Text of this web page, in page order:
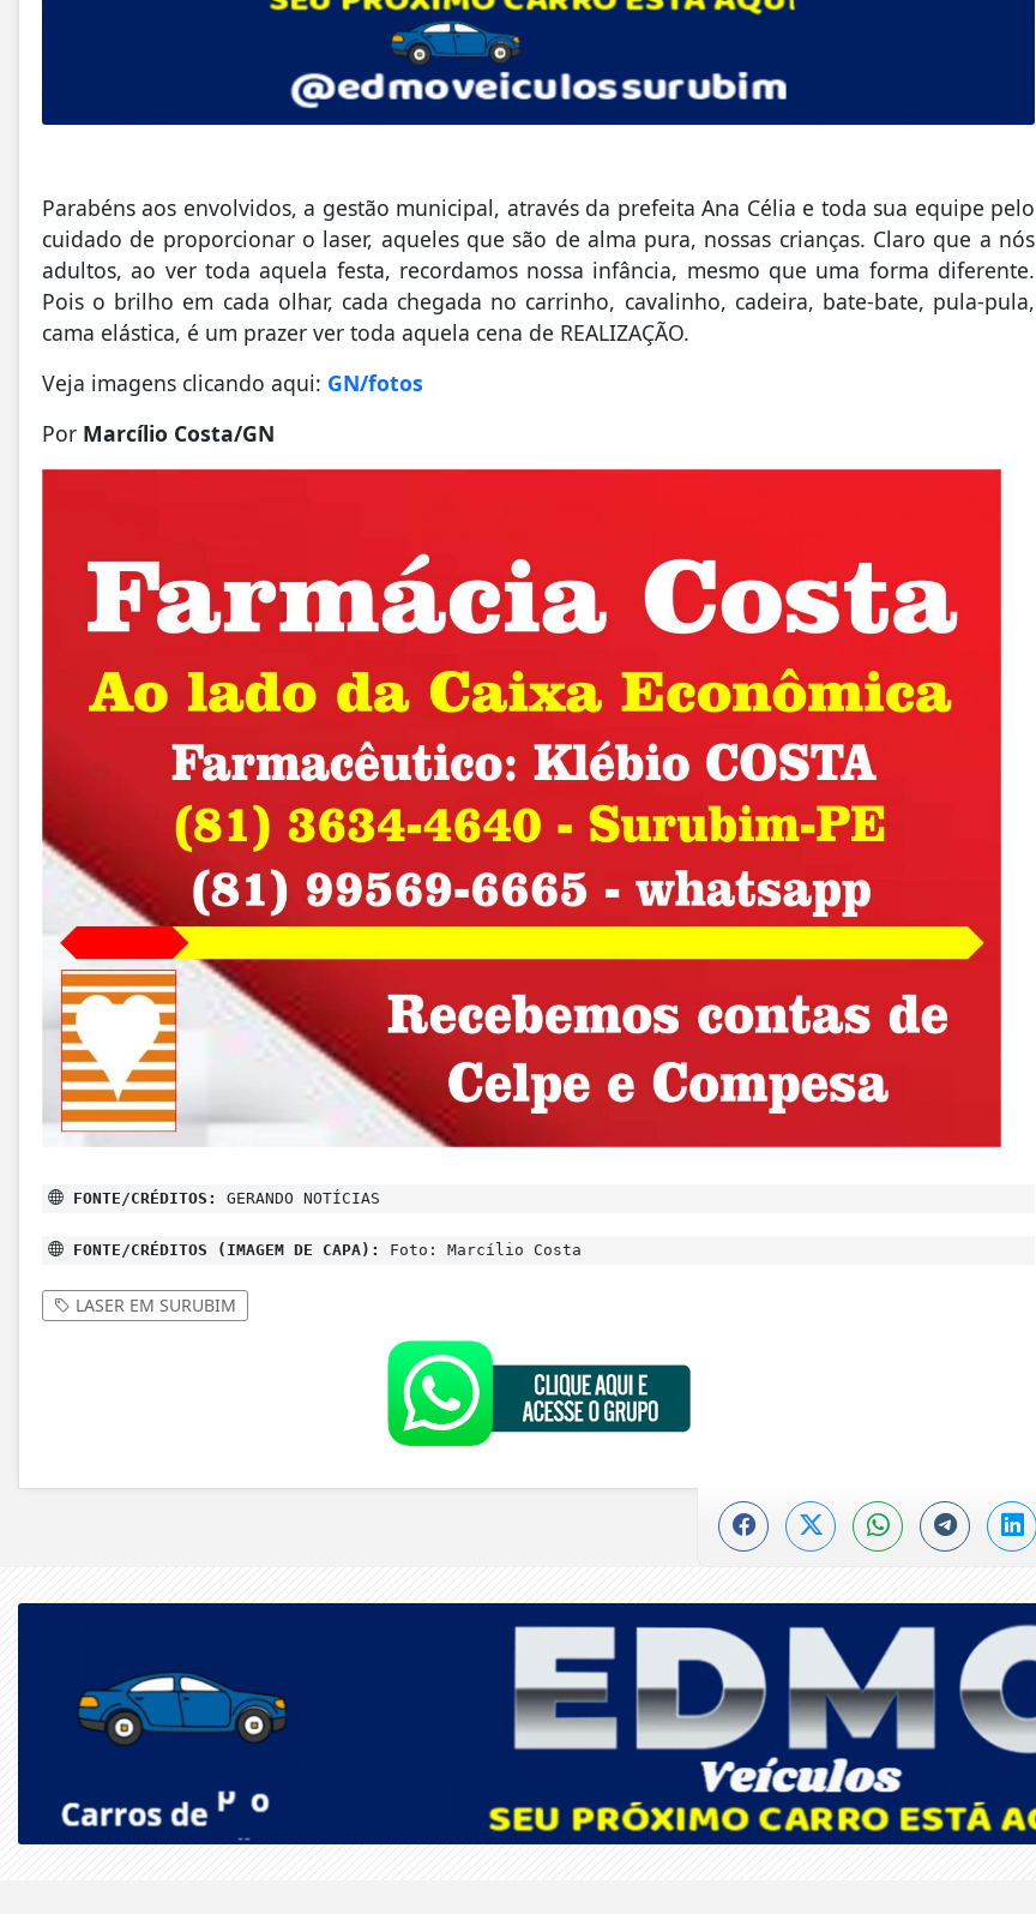
Parabéns aos envolvidos, a gestão municipal, através da prefeita Ana Célia e toda sua equipe pelo
cuidado de proporcionar o laser, aqueles que são de alma pura, nossas crianças. Claro que a nós
adultos, ao ver toda aquela festa, recordamos nossa infância, mesmo que uma forma diferente.
Pois o brilho em cada olhar, cada chegada no carrinho, cavalinho, cadeira, bate-bate, pula-pula,
cama elástica, é um prazer ver toda aquela cena de REALIZAÇÃO.
Veja imagens clicando aqui: GN/fotos
Por Marcílio Costa/GN
FONTE/CRÉDITOS: GERANDO NOTÍCIAS
FONTE/CRÉDITOS (IMAGEM DE CAPA): Foto: Marcílio Costa
LASER EM SURUBIM